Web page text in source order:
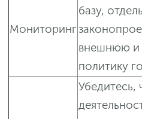
Мониторинг
базу,
внешнюю и
политику
Убедитесь,